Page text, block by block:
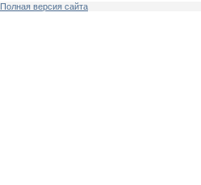
Полная версия сайта